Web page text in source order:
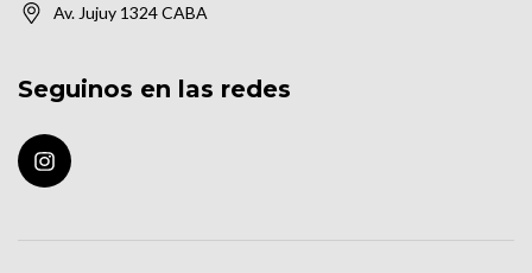
Av. Jujuy 1324 CABA
Seguinos en las redes